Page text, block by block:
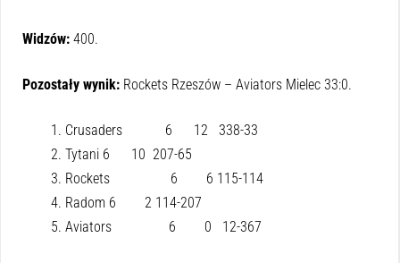
Widzów: 400.
Pozostały wynik: Rockets Rzeszów – Aviators Mielec 33:0.
Crusaders 6 12 338-33
Tytani 6 10 207-65
Rockets 6 6 115-114
Radom 6 2 114-207
Aviators 6 0 12-367